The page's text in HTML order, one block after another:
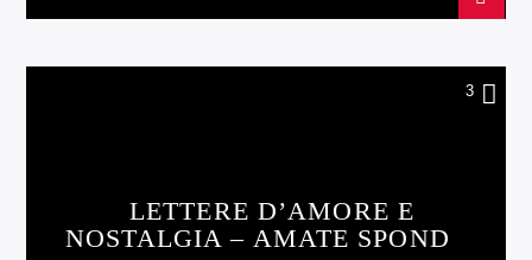
3
LETTERE D’AMORE E
NOSTALGIA – AMATE SPONDE